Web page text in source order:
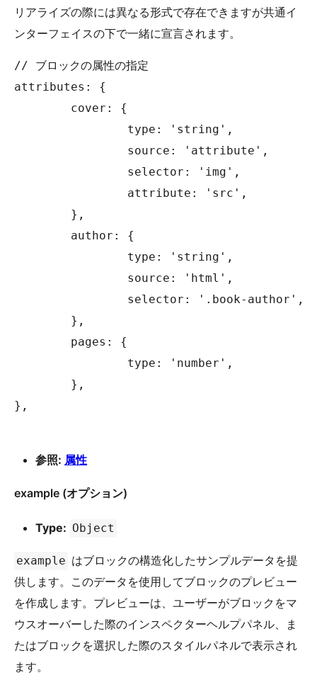
リアライズの際には異なる形式で存在できますが共通イ
ンターフェイスの下で一緒に宣言されます。
// ブロックの属性の指定
attributes: {
},
参照: 属性
example (オプション)
Type: Object
example はブロックの構造化したサンプルデータを提
供します。このデータを使用してブロックのプレビュー
を作成します。プレビューは、ユーザーがブロックをマ
ウスオーバーした際のインスペクターヘルプパネル、ま
たはブロックを選択した際のスタイルパネルで表示され
ます。